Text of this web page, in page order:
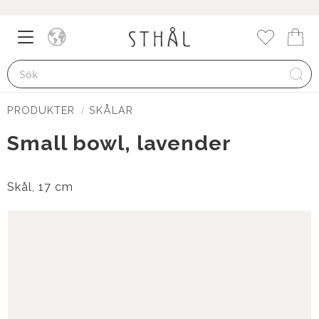
Meny
PRODUKTER SKÅLAR
Small bowl, lavender
Skål, 17 cm